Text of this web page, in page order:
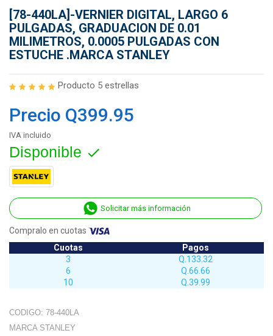
[78-440LA]-VERNIER DIGITAL, LARGO 6
PULGADAS, GRADUACION DE 0.01
MILIMETROS, 0.0005 PULGADAS CON
ESTUCHE .MARCA STANLEY
Producto 5 estrellas
Precio Q399.95
IVA incluido
Disponible 
Solicitar más información
Compralo en cuotas
Cuotas
Pagos
3
Q.133.32
6
Q.66.66
10
Q.39.99
CODIGO: 78-440LA
MARCA STANLEY